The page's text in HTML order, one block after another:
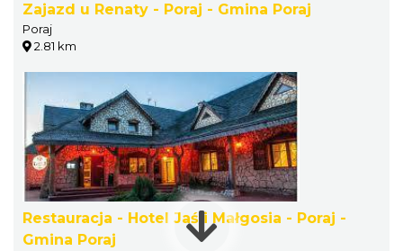
Zajazd u Renaty - Poraj - Gmina Poraj
Poraj
2.81 km
Restauracja - Hotel Jaś i Małgosia - Poraj -
Gmina Poraj